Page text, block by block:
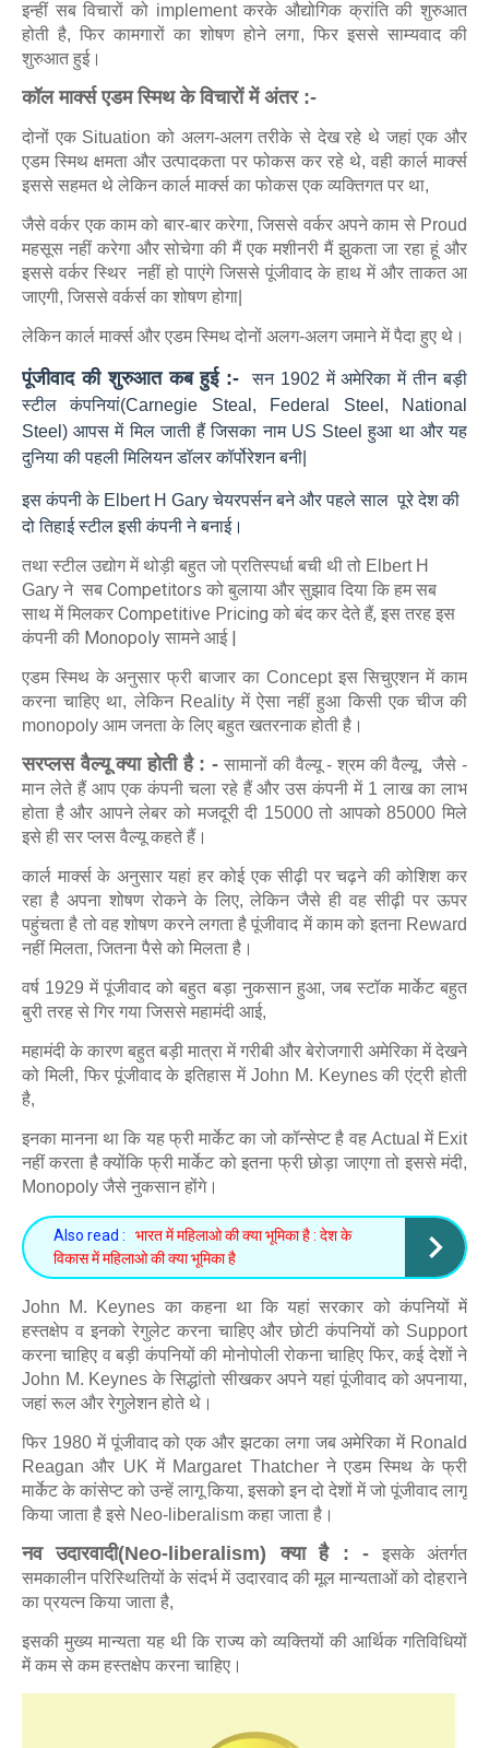
इन्हीं सब विचारों को implement करके औद्योगिक क्रांति की शुरुआत
होती है, फिर कामगारों का शोषण होने लगा, फिर इससे साम्यवाद की
शुरुआत हुई।
कॉल मार्क्स एडम स्मिथ के विचारों में अंतर :-
दोनों एक Situation को अलग-अलग तरीके से देख रहे थे जहां एक और
एडम स्मिथ क्षमता और उत्पादकता पर फोकस कर रहे थे, वही कार्ल मार्क्स
इससे सहमत थे लेकिन कार्ल मार्क्स का फोकस एक व्यक्तिगत पर था,
जैसे वर्कर एक काम को बार-बार करेगा, जिससे वर्कर अपने काम से Proud
महसूस नहीं करेगा और सोचेगा की मैं एक मशीनरी मैं झुकता जा रहा हूं और
इससे वर्कर स्थिर नहीं हो पाएंगे जिससे पूंजीवाद के हाथ में और ताकत आ
जाएगी, जिससे वर्कर्स का शोषण होगा|
लेकिन कार्ल मार्क्स और एडम स्मिथ दोनों अलग-अलग जमाने में पैदा हुए थे।
पूंजीवाद की शुरुआत कब हुई :-
सन 1902 में अमेरिका में तीन बड़ी
स्टील कंपनियां(Carnegie Steal, Federal
Steel, National
Steel) आपस में मिल जाती हैं जिसका नाम US Steel हुआ था और यह
दुनिया की पहली मिलियन डॉलर कॉर्पोरेशन बनी|
इस कंपनी के Elbert H Gary चेयरपर्सन बने और पहले साल पूरे देश की
दो तिहाई स्टील इसी कंपनी ने बनाई।
तथा स्टील उद्योग में थोड़ी बहुत जो प्रतिस्पर्धा बची थी तो Elbert H
Gary ने सब Competitors को बुलाया और सुझाव दिया कि हम सब
साथ में मिलकर Competitive Pricing को बंद कर देते हैं, इस तरह इस
कंपनी की Monopoly सामने आई |
एडम स्मिथ के अनुसार फ्री बाजार का Concept इस सिचुएशन में काम
करना चाहिए था, लेकिन Reality में ऐसा नहीं हुआ किसी एक चीज की
monopoly आम जनता के लिए बहुत खतरनाक होती है।
सरप्लस वैल्यू क्या होती है : -सामानों की वैल्यू - श्रम की वैल्यू, जैसे -
मान लेते हैं आप एक कंपनी चला रहे हैं और उस कंपनी में 1 लाख का लाभ
होता है और आपने लेबर को मजदूरी दी 15000 तो आपको 85000 मिले
इसे ही सर प्लस वैल्यू कहते हैं।
कार्ल मार्क्स के अनुसार यहां हर कोई एक सीढ़ी पर चढ़ने की कोशिश कर
रहा है अपना शोषण रोकने के लिए, लेकिन जैसे ही वह सीढ़ी पर ऊपर
पहुंचता है तो वह शोषण करने लगता है पूंजीवाद में काम को इतना Reward
नहीं मिलता, जितना पैसे को मिलता है।
वर्ष 1929 में पूंजीवाद को बहुत बड़ा नुकसान हुआ, जब स्टॉक मार्केट बहुत
बुरी तरह से गिर गया जिससे महामंदी आई,
महामंदी के कारण बहुत बड़ी मात्रा में गरीबी और बेरोजगारी अमेरिका में देखने
को मिली, फिर पूंजीवाद के इतिहास में John M. Keynes की एंट्री होती
है,
इनका मानना था कि यह फ्री मार्केट का जो कॉन्सेप्ट है वह Actual में Exit
नहीं करता है क्योंकि फ्री मार्केट को इतना फ्री छोड़ा जाएगा तो इससे मंदी,
Monopoly जैसे नुकसान होंगे।
Also read :
भारत में महिलाओ की क्या भूमिका है : देश के
विकास में महिलाओ की क्या भूमिका है
John M. Keynes का कहना था कि यहां सरकार को कंपनियों में
हस्तक्षेप व इनको रेगुलेट करना चाहिए और छोटी कंपनियों को Support
करना चाहिए व बड़ी कंपनियों की मोनोपोली रोकना चाहिए फिर, कई देशों ने
John M. Keynes के सिद्धांतो सीखकर अपने यहां पूंजीवाद को अपनाया,
जहां रूल और रेगुलेशन होते थे।
फिर 1980 में पूंजीवाद को एक और झटका लगा जब अमेरिका में Ronald
Reagan और UK में Margaret Thatcher ने एडम स्मिथ के फ्री
मार्केट के कांसेप्ट को उन्हें लागू किया, इसको इन दो देशों में जो पूंजीवाद लागू
किया जाता है इसे Neo-liberalism कहा जाता है।
नव उदारवादी(Neo-liberalism) क्या है : - इसके अंतर्गत
समकालीन परिस्थितियों के संदर्भ में उदारवाद की मूल मान्यताओं को दोहराने
का प्रयत्न किया जाता है,
इसकी मुख्य मान्यता यह थी कि राज्य को व्यक्तियों की आर्थिक गतिविधियों
में कम से कम हस्तक्षेप करना चाहिए।